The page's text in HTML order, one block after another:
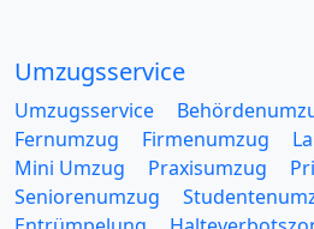
Umzugsservice
Umzugsservice
Fernumzug
Firmenumzug
Mini Umzug
Praxisumzug
Seniorenumzug